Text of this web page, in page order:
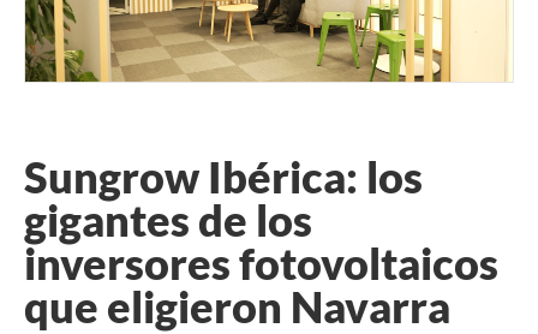
Sungrow Ibérica: los
gigantes de los
inversores fotovoltaicos
que eligieron Navarra